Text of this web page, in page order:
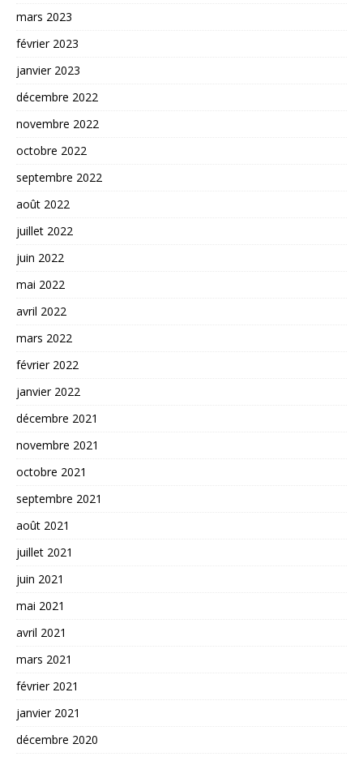
mars 2023
février 2023
janvier 2023
décembre 2022
novembre 2022
octobre 2022
septembre 2022
août 2022
juillet 2022
juin 2022
mai 2022
avril 2022
mars 2022
février 2022
janvier 2022
décembre 2021
novembre 2021
octobre 2021
septembre 2021
août 2021
juillet 2021
juin 2021
mai 2021
avril 2021
mars 2021
février 2021
janvier 2021
décembre 2020